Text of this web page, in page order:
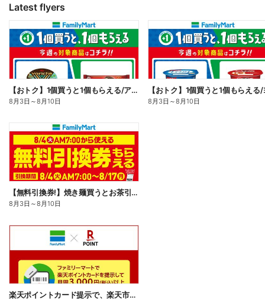
Latest flyers
【おトク】1個買うと1個もらえる/アイス
8月3日 ～8月10日 8月3日 ～8月10日
【無料引換券!】焼き麺買うとお茶引換券貰える!
8月3日 ～8月10日
楽天ポイントカード提示で、楽天市場でのお買い物がおトクに!